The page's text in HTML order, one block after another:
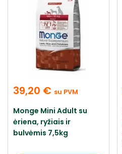
39,20 € su PVM
Monge Mini Adult su
ėriena, ryžiais ir
bulvėmis 7,5kg